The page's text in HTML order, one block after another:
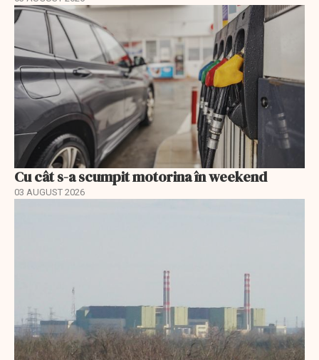
Cu cât s-a scumpit motorina în weekend
03 AUGUST 2026